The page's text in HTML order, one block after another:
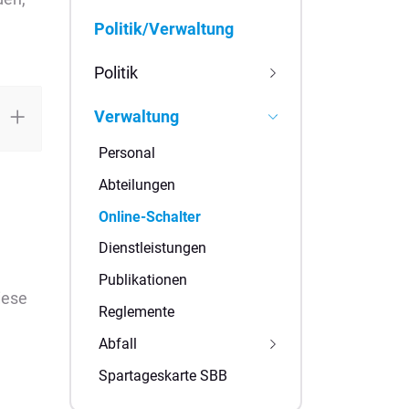
Subnavigation
Politik/Verwaltung
Politik
Verwaltung
Personal
Abteilungen
Online-Schalter
(
u
s
e
w
Dienstleistungen
Publikationen
Reglemente
Abfall
Spartageskarte SBB